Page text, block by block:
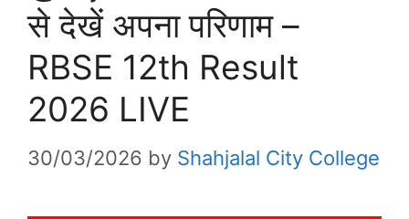
से देखें अपना परिणाम –
RBSE 12th Result
2026 LIVE
30/03/2026 by Shahjalal City College